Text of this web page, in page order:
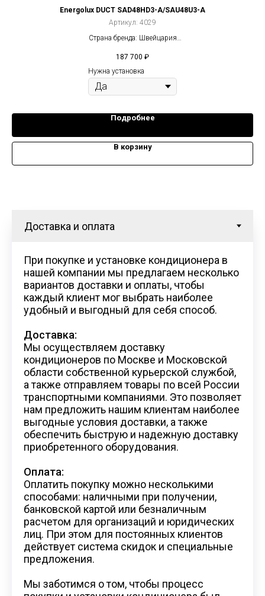
Energolux DUCT SAD48HD3-A/SAU48U3-A
Артикул: 4029
Страна бренда: Швейцария
Площадь: 140 м
187 700 ₽
Нужна установка
Подробнее
В корзину
При покупке и установке кондиционера в
нашей компании мы предлагаем несколько
вариантов доставки и оплаты, чтобы
каждый клиент мог выбрать наиболее
удобный и выгодный для себя способ.
Доставка:
Мы осуществляем доставку
кондиционеров по Москве и Московской
области собственной курьерской службой,
а также отправляем товары по всей России
транспортными компаниями. Это позволяет
нам предложить нашим клиентам наиболее
выгодные условия доставки, а также
обеспечить быструю и надежную доставку
приобретенного оборудования.
Оплата:
Оплатить покупку можно несколькими
способами: наличными при получении,
банковской картой или безналичным
расчетом для организаций и юридических
лиц. При этом для постоянных клиентов
действует система скидок и специальные
предложения.
Мы заботимся о том, чтобы процесс